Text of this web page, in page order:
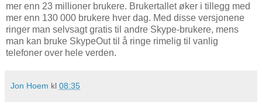
mer enn 23 millioner brukere. Brukertallet øker i tillegg med
mer enn 130 000 brukere hver dag. Med disse versjonene
ringer man selvsagt gratis til andre Skype-brukere, mens
man kan bruke SkypeOut til å ringe rimelig til vanlig
telefoner over hele verden.
Jon Hoem kl 08:35